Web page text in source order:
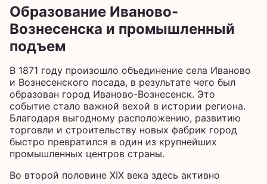
Образование Иваново-
Вознесенска и промышленный
подъем
В 1871 году произошло объединение села Иваново
и Вознесенского посада, в результате чего был
образован город Иваново-Вознесенск. Это
событие стало важной вехой в истории региона.
Благодаря выгодному расположению, развитию
торговли и строительству новых фабрик город
быстро превратился в один из крупнейших
промышленных центров страны.
Во второй половине XIX века здесь активно